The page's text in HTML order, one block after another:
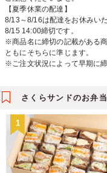
【夏季休業の配達】
8/13～8/16は配達をお休みい
8/15 14:00締切です。
※商品名に締切の記載がある
ともにそちらに準じます。
※ご注文状況によって早期に
さくらサンドのお弁
1